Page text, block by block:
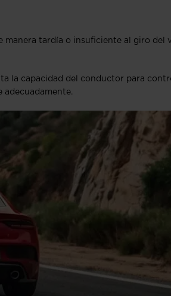
manera tardía o insuficiente al giro del
la capacidad del conductor para
adecuadamente.